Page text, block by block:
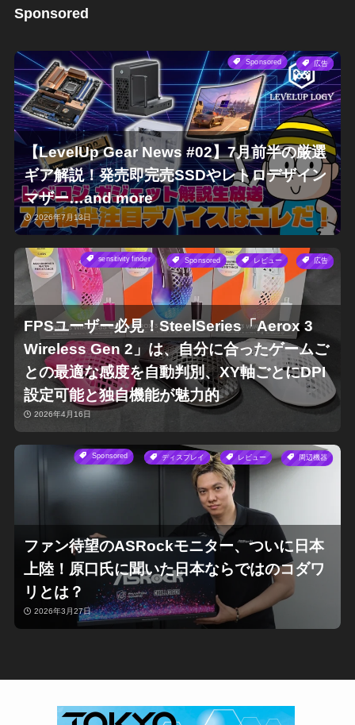
Sponsored
Sponsored 広告
【LevelUp Gear News #02】7月前半の厳選
ギア解説！発売即完売SSDやレトロデザイン
マザー…and more
2026年7月13日
sensitivity finder Sponsored レビュー 広告
FPSユーザー必見！SteelSeries「Aerox 3
Wireless Gen 2」は、自分に合ったゲームご
との最適な感度を自動判別、XY軸ごとにDPI
設定可能と独自機能が魅力的
2026年4月16日
Sponsored ディスプレイ レビュー 周辺機器
ファン待望のASRockモニター、ついに日本
上陸！原口氏に聞いた日本ならではのコダワ
リとは？
2026年3月27日